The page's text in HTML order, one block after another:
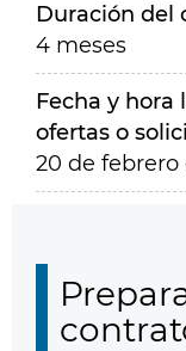
Duración del
4 meses
Fecha y
ofertas o
20 de febrero